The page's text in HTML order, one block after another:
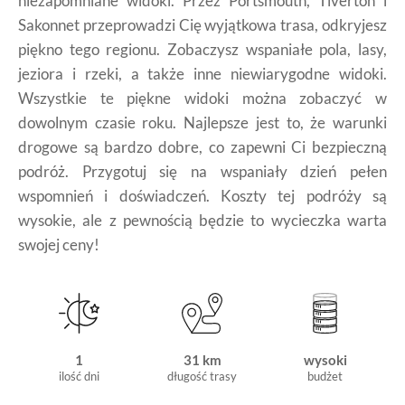
Razem (szac. dla 2 os.) 600
Razem(szac. dla 2 os.) z wynajmem pojazdu 1,567 PLN
Sakonnet przeprowadzi Cię wyjątkowa trasa, odkryjesz
piękno tego regionu. Zobaczysz wspaniałe pola, lasy,
jeziora i rzeki, a także inne niewiarygodne widoki.
Wszystkie te piękne widoki można zobaczyć w
dowolnym czasie roku. Najlepsze jest to, że warunki
drogowe są bardzo dobre, co zapewni Ci bezpieczną
podróż. Przygotuj się na wspaniały dzień pełen
wspomnień i doświadczeń. Koszty tej podróży są
wysokie, ale z pewnością będzie to wycieczka warta
swojej ceny!
1
ilość dni
31 km
długość trasy
wysoki
budżet